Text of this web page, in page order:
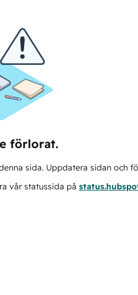
förlorat.
sida. Uppdatera sidan och
vår statussida på